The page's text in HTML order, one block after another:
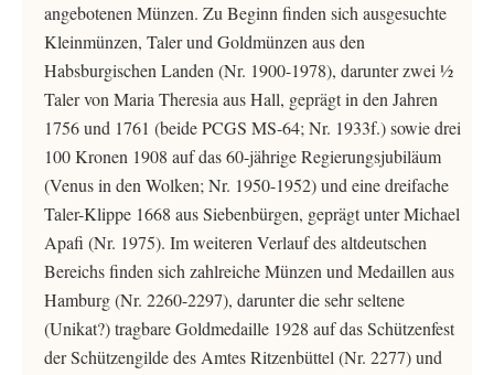
angebotenen Münzen. Zu Beginn finden sich ausgesuchte
Kleinmünzen, Taler und Goldmünzen aus den
Habsburgischen Landen (Nr. 1900-1978), darunter zwei ½
Taler von Maria Theresia aus Hall, geprägt in den Jahren
1756 und 1761 (beide PCGS MS-64; Nr. 1933f.) sowie drei
100 Kronen 1908 auf das 60-jährige Regierungsjubiläum
(Venus in den Wolken; Nr. 1950-1952) und eine dreifache
Taler-Klippe 1668 aus Siebenbürgen, geprägt unter Michael
Apafi (Nr. 1975). Im weiteren Verlauf des altdeutschen
Bereichs finden sich zahlreiche Münzen und Medaillen aus
Hamburg (Nr. 2260-2297), darunter die sehr seltene
(Unikat?) tragbare Goldmedaille 1928 auf das Schützenfest
der Schützengilde des Amtes Ritzenbüttel (Nr. 2277) und